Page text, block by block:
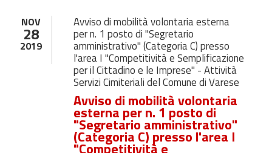
NOV
28
2019
Avviso di mobilità volontaria esterna
per n. 1 posto di "Segretario
amministrativo" (Categoria C) presso
l'area I "Competitività e Semplificazione
per il Cittadino e le Imprese" - Attività
Servizi Cimiteriali del Comune di Varese
Avviso di mobilità volontaria
esterna per n. 1 posto di
"Segretario amministrativo"
(Categoria C) presso l'area I
"Competitività e